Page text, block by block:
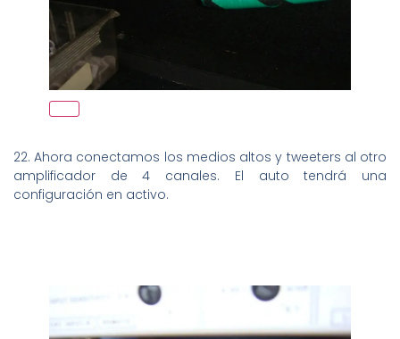
22. Ahora conectamos los medios altos y tweeters al otro
amplificador de 4 canales. El auto tendrá una
configuración en activo.